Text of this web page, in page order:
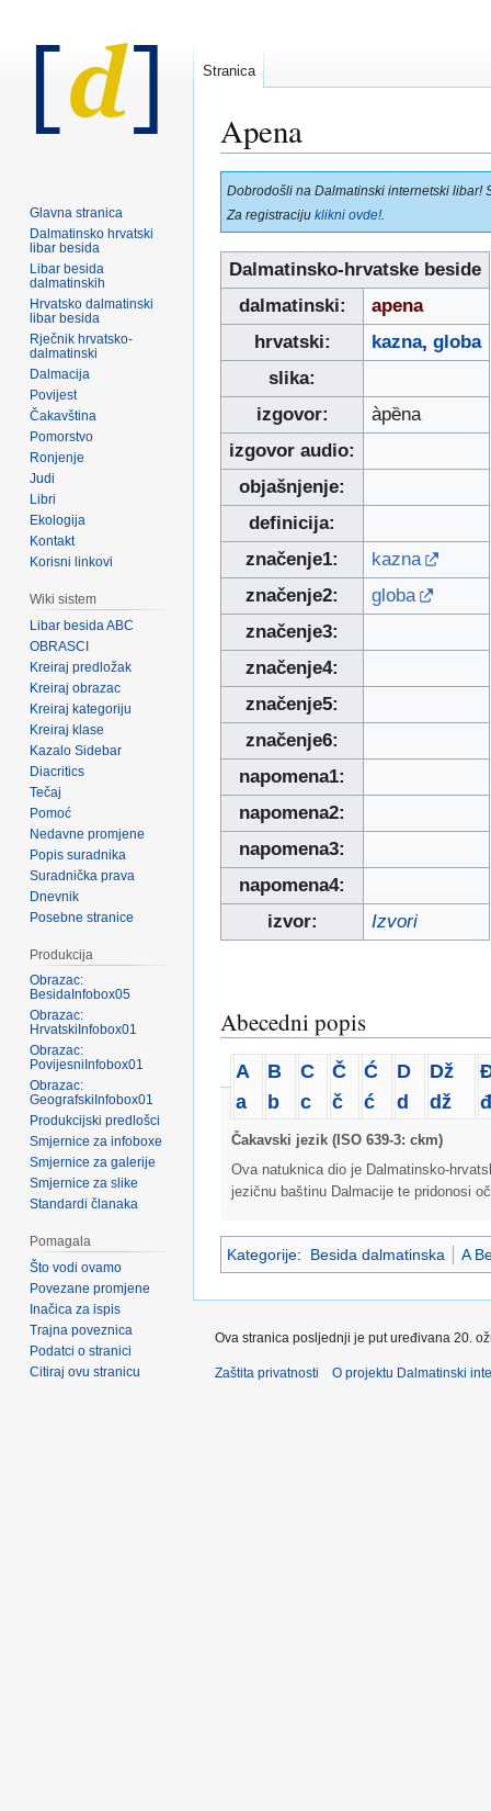
Apena
Prijeđi
na
navigaciju
Prijeđi
na
pretraživanje
Dobrodošli na Dalmatinski internetski libar!
Za registraciju klikni ovde!
Dalmatinsko-hrvatske beside
dalmatinski:
apena
hrvatski:
kazna, globa
slika:
izgovor:
àpȅna
izgovor audio:
objašnjenje:
definicija:
značenje1:
kazna
značenje2:
globa
značenje3:
značenje4:
značenje5:
značenje6:
napomena1:
napomena2:
napomena3:
napomena4:
izvor:
Izvori
Abecedni popis
A
a
B
b
C
c
Č
č
Ć
ć
D
d
Dž
dž
đ
Čakavski jezik (ISO 639-3: ckm)
Ova natuknica dio je Dalmatinsko-
jezičnu baštinu Dalmacije te pridonosi
Kategorije: Besida dalmatinska A
Stranica
Glavna stranica
Dalmatinsko hrvatski
libar besida
Libar besida
dalmatinskih
Hrvatsko dalmatinski
libar besida
Rječnik hrvatsko-
dalmatinski
Dalmacija
Povijest
Čakavština
Pomorstvo
Ronjenje
Judi
Libri
Ekologija
Kontakt
Korisni linkovi
Wiki sistem
Libar besida ABC
OBRASCI
Kreiraj predložak
Kreiraj obrazac
Kreiraj kategoriju
Kreiraj klase
Kazalo Sidebar
Diacritics
Tečaj
Pomoć
Nedavne promjene
Popis suradnika
Suradnička prava
Dnevnik
Posebne stranice
Produkcija
Obrazac:
BesidaInfobox05
Obrazac:
HrvatskiInfobox01
Obrazac:
PovijesniInfobox01
Obrazac:
GeografskiInfobox01
Produkcijski predlošci
Smjernice za infoboxe
Smjernice za galerije
Smjernice za slike
Standardi članaka
Pomagala
Što vodi ovamo
Povezane promjene
Inačica za ispis
Trajna poveznica
Podatci o stranici
Citiraj ovu stranicu
Ova stranica posljednji je put uređivana 20.
Zaštita privatnosti O projektu Dalmatinski